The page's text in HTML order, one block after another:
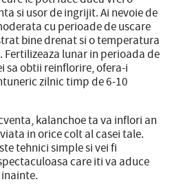
si usor de ingrijit. Ai nevoie de
cu perioade de uscare
bine drenat si o temperatura
lunar in perioada de
sa obtii reinflorire, ofera-i
zilnic timp de 6-10
kalanchoe ta va inflori an
in orice colt al casei tale.
tehnici simple si vei fi
care iti va aduce